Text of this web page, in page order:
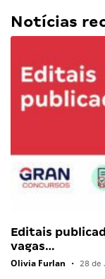
Notícias
Editais
vagas…
Olivia Furlan • 28 de